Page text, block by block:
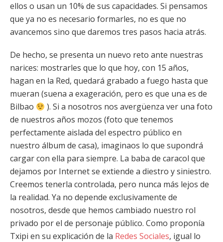
ellos o usan un 10% de sus capacidades. Si pensamos
que ya no es necesario formarles, no es que no
avancemos sino que daremos tres pasos hacia atrás.
De hecho, se presenta un nuevo reto ante nuestras
narices: mostrarles que lo que hoy, con 15 años,
hagan en la Red, quedará grabado a fuego hasta que
mueran (suena a exageración, pero es que una es de
Bilbao
). Si a nosotros nos avergüenza ver una foto
de nuestros años mozos (foto que tenemos
perfectamente aislada del espectro público en
nuestro álbum de casa), imaginaos lo que supondrá
cargar con ella para siempre. La baba de caracol que
dejamos por Internet se extiende a diestro y siniestro.
Creemos tenerla controlada, pero nunca más lejos de
la realidad. Ya no depende exclusivamente de
nosotros, desde que hemos cambiado nuestro rol
privado por el de personaje público. Como proponía
Txipi en su explicación de la Redes Sociales, igual lo